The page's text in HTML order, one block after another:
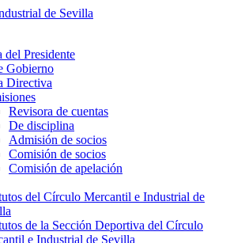
del Presidente
Gobierno
Directiva
Revisora de cuentas
De disciplina
Admisión de socios
Comisión de socios
Comisión de apelación
del Círculo Mercantil e Industrial de
de la Sección Deportiva del Círculo
e Industrial de Sevilla